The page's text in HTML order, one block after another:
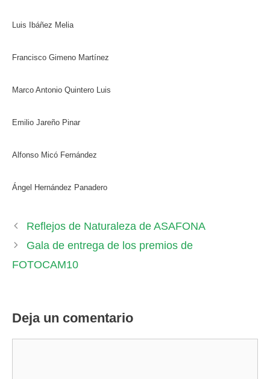
Luis Ibáñez Melia
Francisco Gimeno Martínez
Marco Antonio Quintero Luis
Emilio Jareño Pinar
Alfonso Micó Fernández
Ángel Hernández Panadero
Reflejos de Naturaleza de ASAFONA
Gala de entrega de los premios de
FOTOCAM10
Deja un comentario